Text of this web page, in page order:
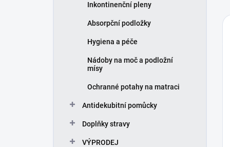
Inkontinenční pleny
Absorpční podložky
Hygiena a péče
Nádoby na moč a podložní
mísy
Ochranné potahy na matraci
Antidekubitní pomůcky
Doplňky stravy
VÝPRODEJ